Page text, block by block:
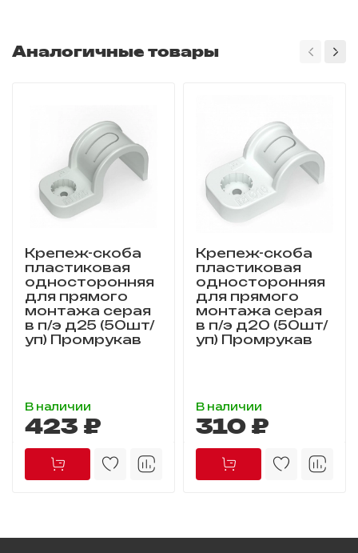
Аналогичные товары
Крепеж-скоба
пластиковая
односторонняя
для прямого
монтажа серая
в п/э д25 (50шт/
уп) Промрукав
В наличии
423 ₽
Крепеж-скоба
пластиковая
односторонняя
для прямого
монтажа серая
в п/э д20 (50шт/
уп) Промрукав
В наличии
310 ₽